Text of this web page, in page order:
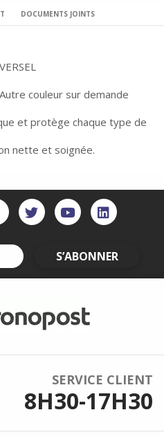
DOCUMENTS JOINTS
couleur sur demande
et protège chaque type de
nette et soignée.
S’ABONNER
SERVICE CLIENT
8H30-17H30